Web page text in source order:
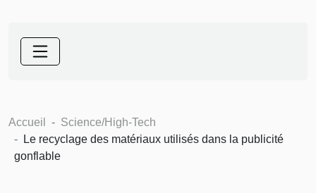
Accueil
Science/High-Tech
Le recyclage des matériaux utilisés dans la publicité
gonflable